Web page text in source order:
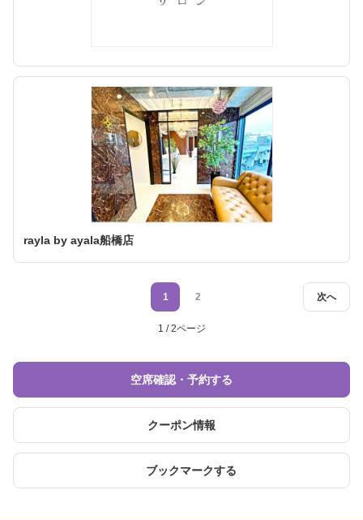
rayla by ayala船橋店
次へ
1 2
1 / 2ページ
空席確認・予約する
クーポン情報
ブックマークする